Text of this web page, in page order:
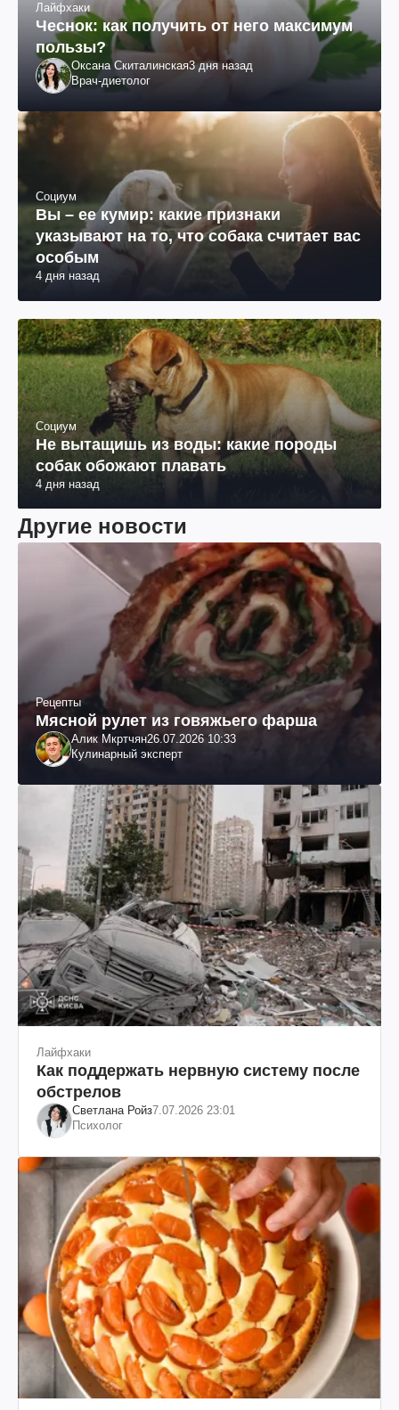
Лайфхаки
Чеснок: как получить от него максимум
пользы?
Оксана Скиталинская3 дня назад
Врач-диетолог
Социум
Вы – ее кумир: какие признаки
указывают на то, что собака считает вас
особым
4 дня назад
Социум
Не вытащишь из воды: какие породы
собак обожают плавать
4 дня назад
Другие новости
Рецепты
Мясной рулет из говяжьего фарша
Алик Мкртчян26.07.2026 10:33
Кулинарный эксперт
Лайфхаки
Как поддержать нервную систему после
обстрелов
Светлана Ройз7.07.2026 23:01
Психолог